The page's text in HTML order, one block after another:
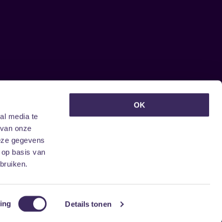
media te
onze
gegevens
basis van
Details tonen
OK
ontvangen?